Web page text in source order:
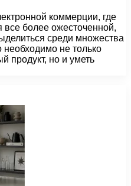
коммерции, где
все более ожесточенной,
среди множества
не только
продукт, но и уметь